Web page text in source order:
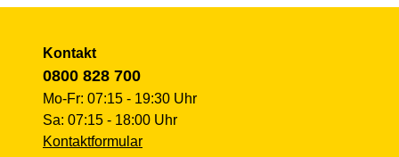
Kontakt
0800 828 700
Mo-Fr: 07:15 - 19:30 Uhr
Sa: 07:15 - 18:00 Uhr
Kontaktformular